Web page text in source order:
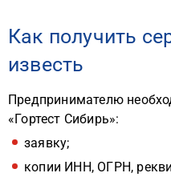
Как получить
известь
Предпринимателю
«Гортест Сибирь»:
заявку;
копии ИНН, ОГРН,